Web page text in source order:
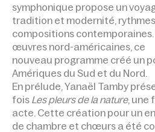
symphonique propose un
tradition et modernité,
compositions contemporaines.
œuvres nord-américaines, ce
nouveau programme créé un
Amériques du Sud et du Nord.
En prélude, Yanaël Tamby
fois Les pleurs de la nature, une
acte. Cette création pour un
de chambre et chœurs a été